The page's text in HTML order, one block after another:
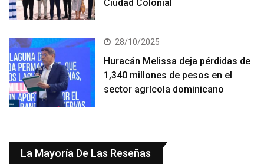
Ciudad Colonial
28/10/2025
Huracán Melissa deja pérdidas de
1,340 millones de pesos en el
sector agrícola dominicano
La Mayoría De Las Reseñas